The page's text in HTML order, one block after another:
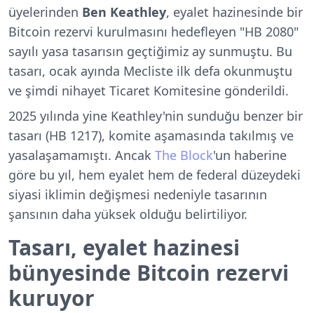
üyelerinden Ben Keathley, eyalet hazinesinde bir
Bitcoin rezervi kurulmasını hedefleyen "HB 2080"
sayılı yasa tasarısın geçtiğimiz ay sunmuştu. Bu
tasarı, ocak ayında Mecliste ilk defa okunmuştu
ve şimdi nihayet Ticaret Komitesine gönderildi.
2025 yılında yine Keathley'nin sunduğu benzer bir
tasarı (HB 1217), komite aşamasında takılmış ve
yasalaşamamıştı. Ancak The Block'un haberine
göre bu yıl, hem eyalet hem de federal düzeydeki
siyasi iklimin değişmesi nedeniyle tasarının
şansının daha yüksek olduğu belirtiliyor.
Tasarı, eyalet hazinesi
bünyesinde Bitcoin rezervi
kuruyor